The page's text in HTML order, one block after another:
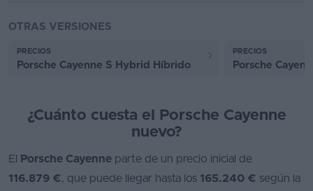
OTRAS VERSIONES
PRECIOS
Porsche Cayenne S Hybrid Híbrido
PRECIOS
Porsche
¿Cuánto cuesta el Porsche Cayenne
nuevo?
El Porsche Cayenne parte de un precio inicial de
116.879 €, que puede llegar hasta los 165.240 € según la